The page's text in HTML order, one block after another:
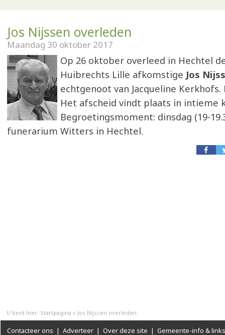
Jos Nijssen overleden
Maandag 30 oktober 2017
Op 26 oktober overleed in Hechtel
Huibrechts Lille afkomstige Jos
echtgenoot van Jacqueline Kerkhofs.
Het afscheid vindt plaats in intieme
Begroetingsmoment: dinsdag (19-
funerarium Witters in Hechtel.
U bent hier: Startpagina » Jos Nijssen overleden
Contacteer ons | Adverteer | Over deze site | Gemeente-info & links